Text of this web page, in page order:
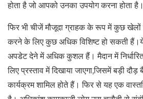
होता है जो आपको उनका उपयोग करना होता
फिर भी चीजें मौजूदा ग्राहक के रूप में कुछ खेलों
करने के लिए कुछ अधिक विशिष्ट हो सकती
अपडेट देने में अधिक कुशल हैं। मैदान में
लिए प्रस्ताव में दिखाया जाएगा,जिसमें बड़ी
कार्यक्रम शामिल होते हैं। फिर से यह एक